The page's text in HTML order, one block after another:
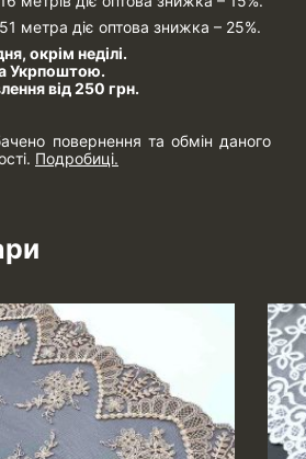
метра діє оптова знижка – 25%.
окрім неділі.
Укрпоштою.
від 250 грн.
повернення та обмін даного
Подробиці.